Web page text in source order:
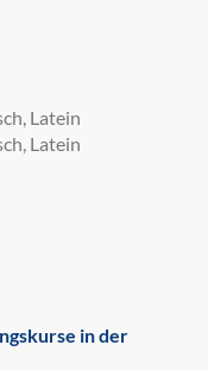
Latein
Latein
in der